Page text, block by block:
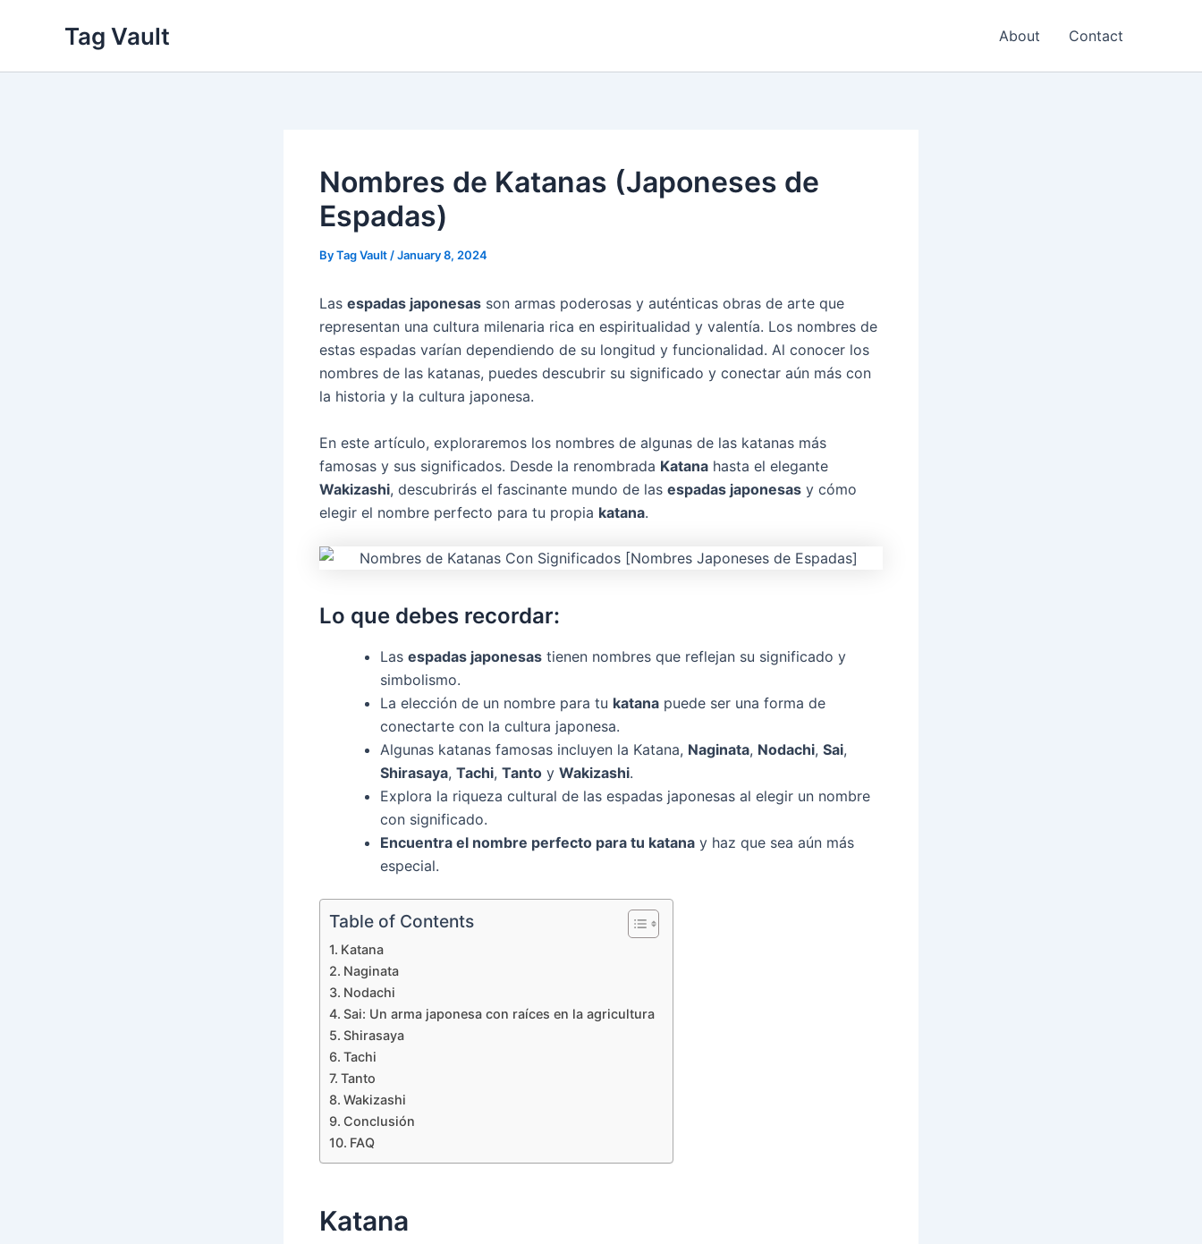
Tag Vault About Contact
Nombres de Katanas (Japoneses de
Espadas)
ByTag Vault /January 8, 2024
Las espadas japonesas son armas poderosas y auténticas obras de arte que
representan una cultura milenaria rica en espiritualidad y valentía. Los nombres de
estas espadas varían dependiendo de su longitud y funcionalidad. Al conocer los
nombres de las katanas, puedes descubrir su significado y conectar aún más con
la historia y la cultura japonesa.
En este artículo, exploraremos los nombres de algunas de las katanas más
famosas y sus significados. Desde la renombrada Katana hasta el elegante
Wakizashi, descubrirás el fascinante mundo de las espadas japonesas y cómo
elegir el nombre perfecto para tu propia katana.
Lo que debes recordar:
Las espadas japonesas tienen nombres que reflejan su significado y
simbolismo.
La elección de un nombre para tu katana puede ser una forma de
conectarte con la cultura japonesa.
Algunas katanas famosas incluyen la Katana, Naginata, Nodachi, Sai,
Shirasaya, Tachi, Tanto y Wakizashi.
Explora la riqueza cultural de las espadas japonesas al elegir un nombre
con significado.
Encuentra el nombre perfecto para tu katana y haz que sea aún más
especial.
Table of Contents
Katana
Naginata
Nodachi
Sai: Un arma japonesa con raíces en la agricultura
Shirasaya
Tachi
Tanto
Wakizashi
Conclusión
FAQ
Katana